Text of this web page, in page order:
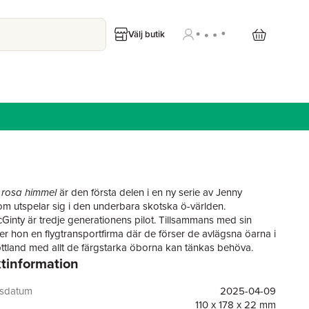
Välj butik
himmelär den första delen i en ny serie av Jenny
utspelar sig i den underbara skotska ö-världen.
är tredje generationens pilot. Tillsammans med sin
hon en flygtransportfirma där de förser de avlägsna öarna i
med allt de färgstarka öborna kan tänkas behöva.
blå är hon ett med elementen, men nere på marken är det
Morag ta över, eller vill hon göra något annat med sitt
pojkvän Hayden är av den bestämda uppfattningen att det
2025-04-09
110 x 178 x 22 mm